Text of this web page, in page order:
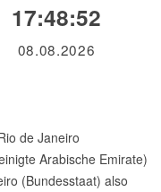
17:48:52
08.08.2026
de Janeiro
Arabische Emirate)
(Bundesstaat) also